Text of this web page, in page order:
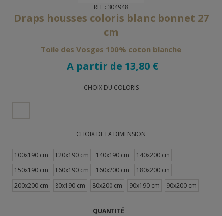
REF : 304948
Draps housses coloris blanc bonnet 27
cm
Toile des Vosges 100% coton blanche
A partir de 13,80 €
CHOIX DU COLORIS
CHOIX DE LA DIMENSION
100x190 cm 120x190 cm 140x190 cm
140x200 cm
150x190 cm
160x190 cm 160x200 cm
180x200 cm
200x200 cm
80x190 cm 80x200 cm 90x190 cm 90x200 cm
QUANTITÉ